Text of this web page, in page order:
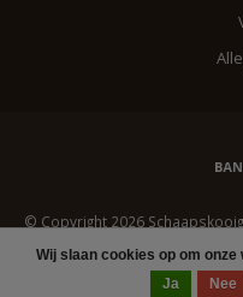
Wij slaan cookies op om
Ja
Nee
© Copyright 2026
Lightspeed